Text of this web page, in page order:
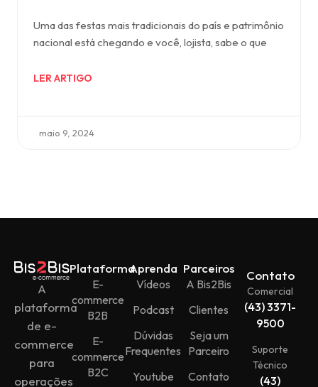
Uma das festas mais tradicionais do país e patrimônio
nacional está chegando e você, lojista, sabe o que
LER ARTIGO
maio 9, 2024
A
plataforma
de e-
commerce
para
operações
Plataforma
E-
commerce
B2B
E-
commerce
B2C
Aprenda
Vídeos
Podcast
Dúvidas
Frequentes
Youtube
Parceiros
A Bis2Bis
Clientes
Seja um
Parceiro
Contato
Contato
Comercial
(43) 3371-
9500
Suporte
Técnico
(43)